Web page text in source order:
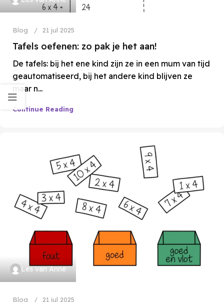
Blog 21 jul 2025
Tafels oefenen: zo pak je het aan!
De tafels: bij het ene kind zijn ze in een mum van tijd
geautomatiseerd, bij het andere kind blijven ze
maar n...
Continue Reading
Les van Anne
Blog 21 jul 2025